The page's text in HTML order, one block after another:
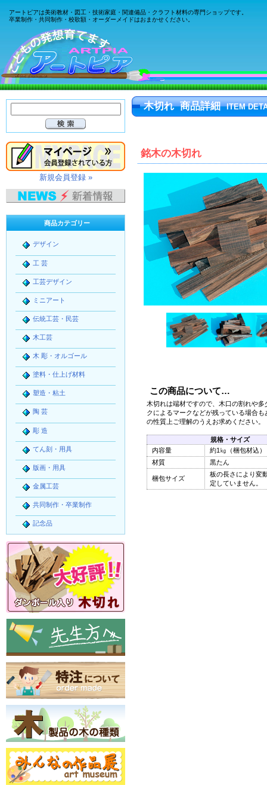
アートピアは美術教材・図工・技術家庭・関連備品・クラフト材料の専門ショップです。
卒業制作・共同制作・校歌額・オーダーメイドはおまかせください。
木切れ 商品詳細 ITEM
銘木の木切れ
この商品について…
木切れは端材ですので、木口の割れや多
クによるマークなどが残っている場合も
の性質上ご理解のうえお求めください。
規格・サイズ
内容量
約1㎏（梱包材込）
材質
黒たん
梱包サイズ
板の長さにより変
定していません。
新規会員登録 »
商品カテゴリー
デザイン
工 芸
工芸デザイン
ミニアート
伝統工芸・民芸
木工芸
木 彫・オルゴール
塗料・仕上げ材料
塑造・粘土
陶 芸
彫 造
てん刻・用具
版画・用具
金属工芸
共同制作・卒業制作
記念品